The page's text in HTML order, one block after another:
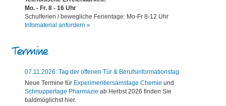
Mo. - Fr. 8 - 16 Uhr
Schulferien / bewegliche Ferientage: Mo-Fr 8-12 Uhr
Infomaterial anfordern »
Termine
07.11.2026: Tag der offenen Tür & Berufsinformationstag
Neue Termine für Experimentiersamstage Chemie und
Schnuppertage Pharmazie ab Herbst 2026 finden Sie
baldmöglichst hier.